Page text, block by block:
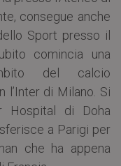
consegue anche
Sport presso il
comincia una
del calcio
di Milano. Si
Hospital di Doha
a Parigi per
che ha appena